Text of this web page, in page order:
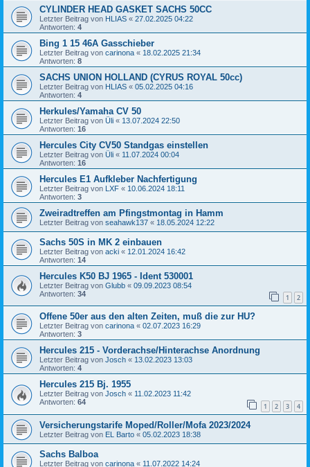
CYLINDER HEAD GASKET SACHS 50CC
Letzter Beitrag von HLIAS « 27.02.2025 04:22
Antworten: 4
Bing 1 15 46A Gasschieber
Letzter Beitrag von carinona « 18.02.2025 21:34
Antworten: 8
SACHS UNION HOLLAND (CYRUS ROYAL 50cc)
Letzter Beitrag von HLIAS « 05.02.2025 04:16
Antworten: 4
Herkules/Yamaha CV 50
Letzter Beitrag von Üli « 13.07.2024 22:50
Antworten: 16
Hercules City CV50 Standgas einstellen
Letzter Beitrag von Üli « 11.07.2024 00:04
Antworten: 16
Hercules E1 Aufkleber Nachfertigung
Letzter Beitrag von LXF « 10.06.2024 18:11
Antworten: 3
Zweiradtreffen am Pfingstmontag in Hamm
Letzter Beitrag von seahawk137 « 18.05.2024 12:22
Sachs 50S in MK 2 einbauen
Letzter Beitrag von acki « 12.01.2024 16:42
Antworten: 14
Hercules K50 BJ 1965 - Ident 530001
Letzter Beitrag von Glubb « 09.09.2023 08:54
Antworten: 34 1 2
Offene 50er aus den alten Zeiten, muß die zur HU?
Letzter Beitrag von carinona « 02.07.2023 16:29
Antworten: 3
Hercules 215 - Vorderachse/Hinterachse Anordnung
Letzter Beitrag von Josch « 13.02.2023 13:03
Antworten: 4
Hercules 215 Bj. 1955
Letzter Beitrag von Josch « 11.02.2023 11:42
Antworten: 64 1 2 3 4
Versicherungstarife Moped/Roller/Mofa 2023/2024
Letzter Beitrag von EL Barto « 05.02.2023 18:38
Sachs Balboa
Letzter Beitrag von carinona « 11.07.2022 14:24